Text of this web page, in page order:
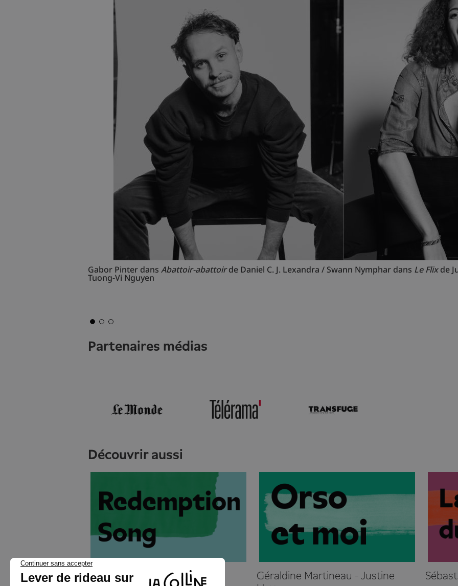
Gabor Pinter dans Abattoir-abattoirde Daniel C. J. Lexandra / Swann Nymphar dans Le Flixde
Tuong-Vi Nguyen
partenaires médias
découvrir aussi
Léonora Miano
Géraldine Martineau - Justine